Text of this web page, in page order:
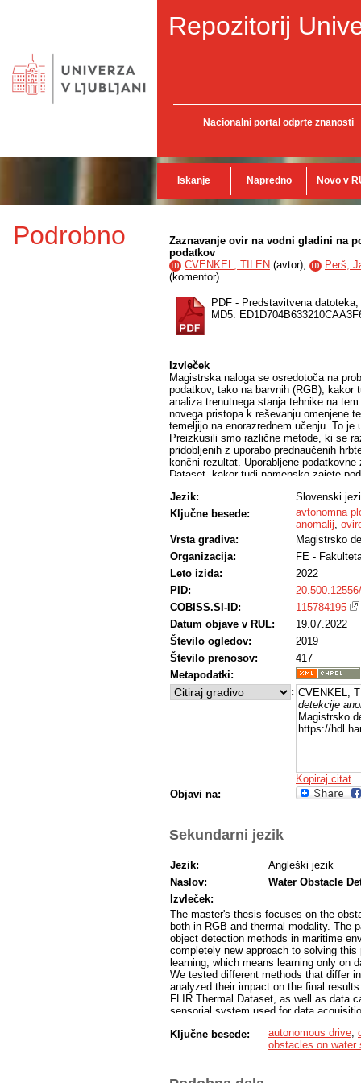
Repozitorij
Nacionalni portal odprte znanosti
Iskanje Napredno Novo v
Podrobno
Zaznavanje ovir na vodni gladini na
podatkov
ID CVENKEL, TILEN (avtor), ID
Perš,
(komentor)
PDF - Predstavitvena datoteka,
MD5:
Izvleček
Magistrska naloga se osredotoča na
podatkov, tako na barvnih (RGB), kakor
analiza trenutnega stanja tehnike na
novega pristopa k reševanju omenjene
temeljijo na enorazrednem učenju. To
Preizkusili smo različne metode, ki se
pridobljenih z uporabo prednaučenih
končni rezultat. Uporabljene
Dataset, kakor tudi namensko zajete
Fakultete za elektrotehniko v Ljubljani.
dela, smo eksperimente zastavili na
vpliva na evalvacijo uporabljenih
Kot glavni prispevek te magistrske
označenih slik rečnega okolja v dveh
vodni gladini, ki temelji na iskanju
Jezik:
Slovenski
Ključne besede:
avtonomna
anomalij,
Vrsta gradiva:
Magistrsko
Organizacija:
FE -
Leto izida:
2022
PID:
COBISS.SI-ID:
115784195
Datum objave v RUL:
19.07.2022
Število ogledov:
2019
Število prenosov:
417
Metapodatki:
: CVENKEL,
detekcije
Magistrsko
https://
Kopiraj citat
Objavi na:
Sekundarni jezik
Jezik:
Angleški jezik
Naslov:
Water Obstacle
Izvleček:
The master's thesis focuses on the
both in RGB and thermal modality. The
object detection methods in maritime
completely new approach to solving
learning, which means learning only on
We tested different methods that differ
analyzed their impact on the final
FLIR Thermal Dataset, as well as data
sensorial system used for data
set up the experiments to address the
evaluation of the algorithms used.
Ključne besede: autonomous drive
obstacles on water